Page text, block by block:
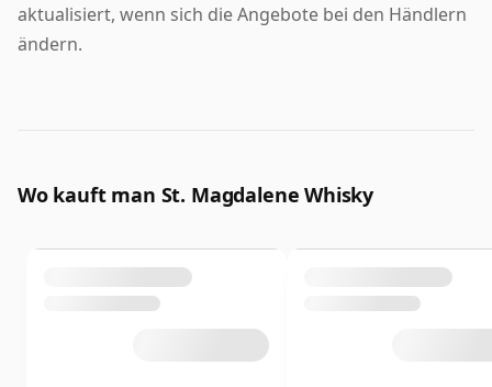
aktualisiert, wenn sich die Angebote bei den Händlern
ändern.
Wo kauft man St. Magdalene Whisky